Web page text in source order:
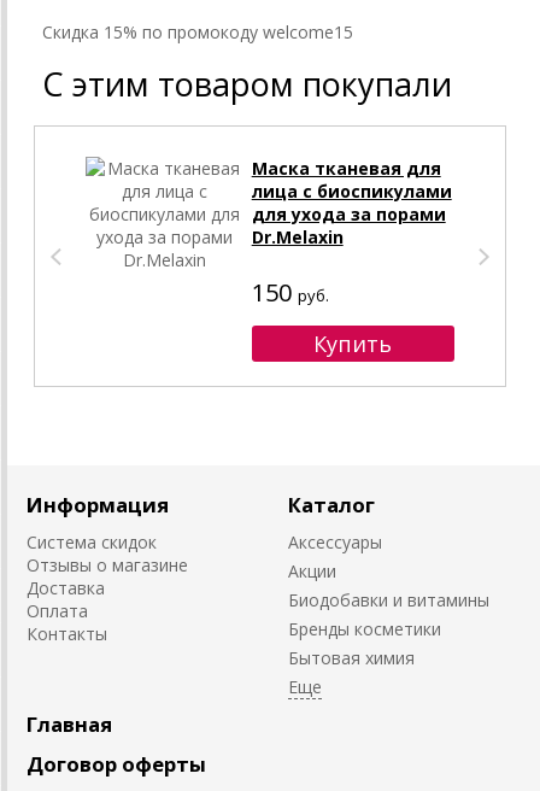
Cкидка 15% по промокоду welcome15
С этим товаром покупали
Маска тканевая для
лица с биоспикулами
для ухода за порами
Dr.Melaxin
150 руб.
Информация
Система скидок
Отзывы о магазине
Доставка
Оплата
Контакты
Каталог
Аксессуары
Акции
Биодобавки и витамины
Бренды косметики
Бытовая химия
Главная
Договор оферты